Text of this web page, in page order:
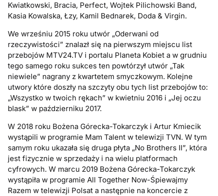
Kwiatkowski, Bracia, Perfect, Wojtek Pilichowski Band,
Kasia Kowalska, Łzy, Kamil Bednarek, Doda & Virgin.
We wrześniu 2015 roku utwór „Oderwani od
rzeczywistości” znalazł się na pierwszym miejscu list
przebojów MTV24.TV i portalu Planeta Kobiet a w grudniu
tego samego roku sukces ten powtórzył utwór „Tak
niewiele” nagrany z kwartetem smyczkowym. Kolejne
utwory które doszły na szczyty obu tych list przebojów to:
„Wszystko w twoich rękach” w kwietniu 2016 i „Jej oczu
blask” w październiku 2017.
W 2018 roku Bożena Górecka-Tokarczyk i Artur Kmiecik
wystąpili w programie Mam Talent w telewizji TVN. W tym
samym roku ukazała się druga płyta „No Brothers II”, która
jest fizycznie w sprzedaży i na wielu platformach
cyfrowych. W marcu 2019 Bożena Górecka-Tokarczyk
wystąpiła w programie All Together Now-Śpiewajmy
Razem w telewizji Polsat a następnie na koncercie z